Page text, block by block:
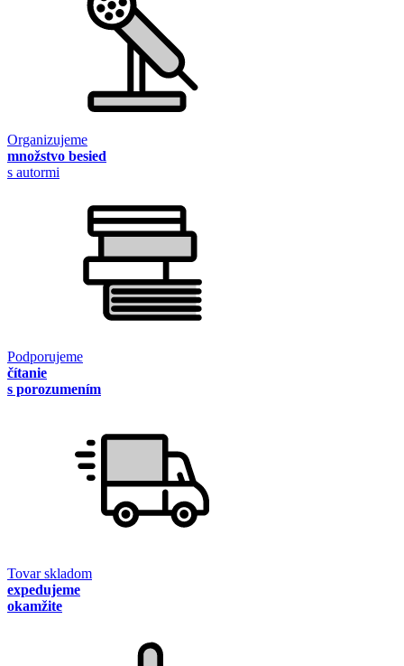
Organizujeme
množstvo besied
s autormi
Podporujeme
čítanie
s porozumením
Tovar skladom
expedujeme
okamžite